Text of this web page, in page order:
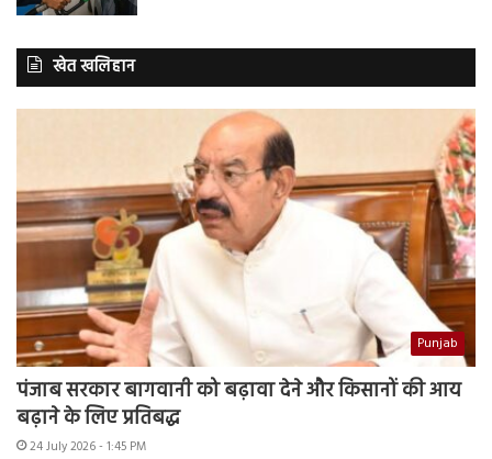
खेत खलिहान
Punjab
पंजाब सरकार बागवानी को बढ़ावा देने और किसानों की आय
बढ़ाने के लिए प्रतिबद्ध
24 July 2026 - 1:45 PM